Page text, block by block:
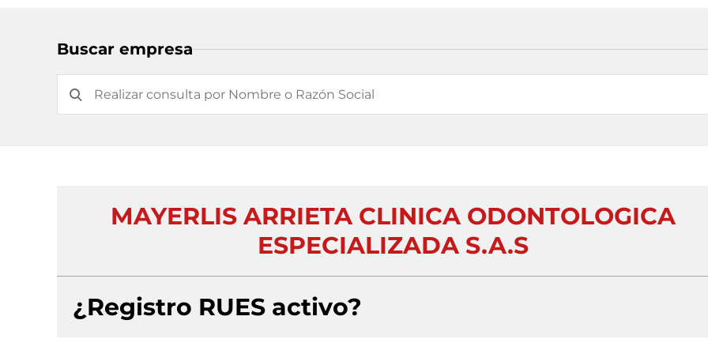
Buscar empresa
MAYERLIS ARRIETA CLINICA ODONTOLOGICA
ESPECIALIZADA S.A.S
¿Registro RUES activo?